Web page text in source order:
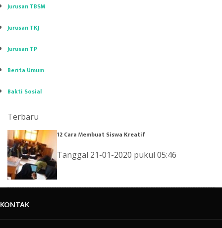
Jurusan TBSM
Jurusan TKJ
Jurusan TP
Berita Umum
Bakti Sosial
Terbaru
12 Cara Membuat Siswa Kreatif
Tanggal 21-01-2020 pukul 05:46
KONTAK